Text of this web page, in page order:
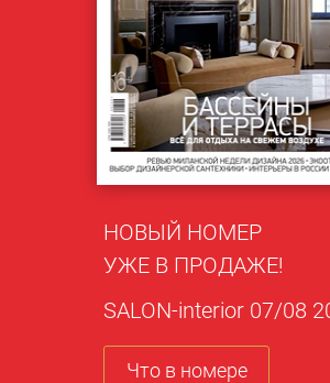
НОВЫЙ НОМЕР
УЖЕ В ПРОДАЖЕ!
SALON-interior 07/08
Что в номере